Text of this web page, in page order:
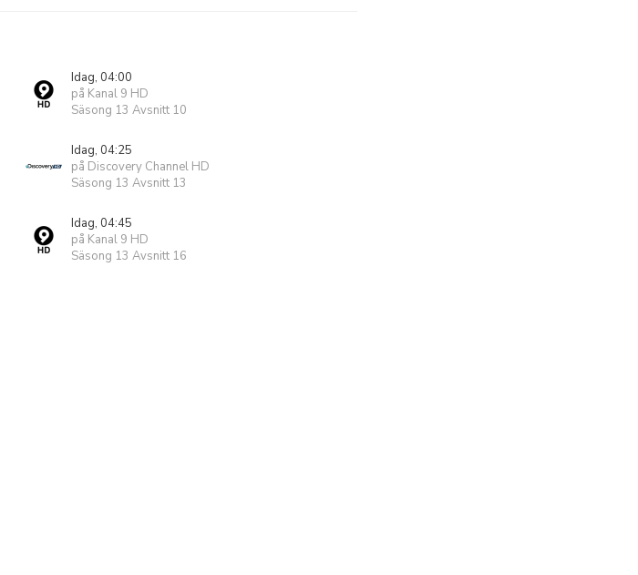
Idag, 04:00
på Kanal 9 HD
Säsong 13 Avsnitt 10
Idag, 04:25
på Discovery Channel HD
Säsong 13 Avsnitt 13
Idag, 04:45
på Kanal 9 HD
Säsong 13 Avsnitt 16